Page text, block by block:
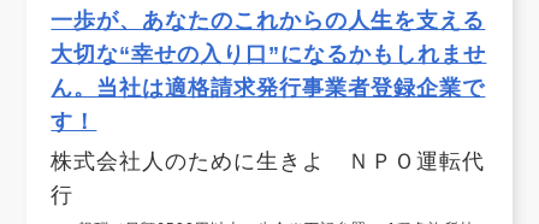
一歩が、あなたのこれからの人生を支える
大切な“幸せの入り口”になるかもしれませ
ん。当社は適格請求発行事業者登録企業で
す！
株式会社人のために生きよ ＮＰＯ運転代
行